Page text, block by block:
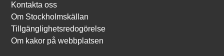
Kontakta oss
Om Stockholmskällan
Tillgänglighetsredogörelse
Om kakor på webbplatsen